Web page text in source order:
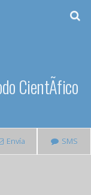
CientÃ­fico
Envía SMS